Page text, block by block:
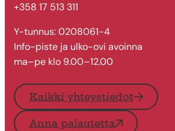
+358 17 513 311
Y-tunnus: 0208061-4
Info-piste ja ulko-ovi avoinna
ma–pe klo 9.00–12.00
Kaikki yhteystiedot
Anna palautetta